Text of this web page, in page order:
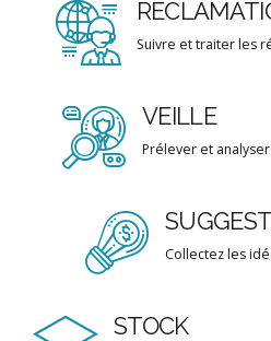
Suivre et traiter les
VEILLE
Prélever et
Collectez les
STOCK